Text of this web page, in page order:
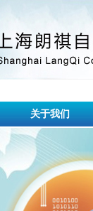
关于我们